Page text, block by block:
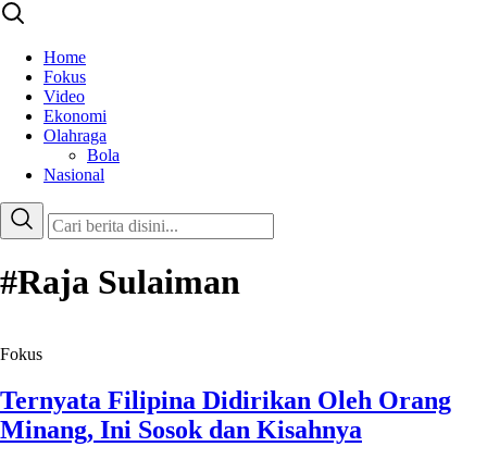
Home
Fokus
Video
Ekonomi
Olahraga
Bola
Nasional
#Raja Sulaiman
Fokus
Ternyata Filipina Didirikan Oleh Orang
Minang, Ini Sosok dan Kisahnya